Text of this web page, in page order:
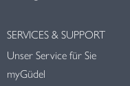
SERVICES & SUPPORT
Unser Service für Sie
myGüdel